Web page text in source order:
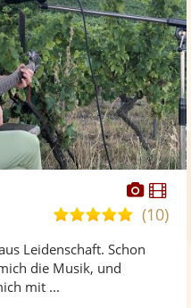
5,0
5
(10)
Leidenschaft. Schon
die Musik, und
mit ...